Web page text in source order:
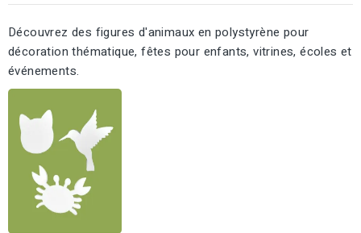
Découvrez des figures d'animaux en polystyrène pour
décoration thématique, fêtes pour enfants, vitrines, écoles et
événements.